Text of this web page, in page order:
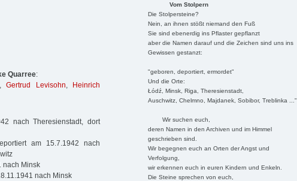
Vom Stolpern
Die Stolpersteine?
Nein, an ihnen stößt niemand den Fuß
Sie sind ebenerdig ins Pflaster gepflanzt
aber die Namen darauf und die Zeichen sind uns ins
Gewissen gestanzt:
"geboren, deportiert, ermordet"
Und die Orte:
Łódź, Minsk, Riga, Theresienstadt,
Auschwitz, Chelmno, Majdanek, Sobibor, Treblinka ..."
Wir suchen euch,
deren Namen in den Archiven und im Himmel
geschrieben sind.
Wir begegnen euch an Orten der Angst und
Verfolgung,
wir erkennen euch in euren Kindern und Enkeln.
Die Steine sprechen von euch,
Quarree:
, Gertrud Levisohn,
Heinrich
nach Theresienstadt, dort
am 15.7.1942 nach
nach Minsk
nach Minsk